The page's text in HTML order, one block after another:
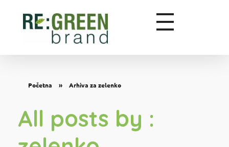
Početna » Arhiva za zelenko
All posts by :